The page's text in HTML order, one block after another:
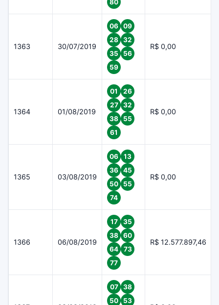
80
1363 30/07/2019
06
09
28
32
35
56
59
R$ 0,00
1364 01/08/2019
01
26
27
32
38
55
61
R$ 0,00
1365 03/08/2019
06
13
36
45
50
55
74
R$ 0,00
1366 06/08/2019
17
35
38
60
64
73
77
R$ 12.577.897,46
07
38
50
53